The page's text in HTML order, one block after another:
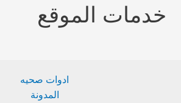
خدمات الموقع
ادوات صحيه
المدونة